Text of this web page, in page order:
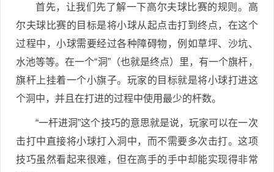
首先，让我们先了解一下高尔夫球比赛的规则。高
尔夫球比赛的目标是将小球从起点击打到终点，在这个
过程中，小球需要经过各种障碍物，例如草坪、沙坑、
水池等等。在一个“洞”（也就是终点）里，有一个旗杆，
旗杆上挂着一个小旗子。玩家的目标就是将小球打进这
个洞中，并且在打进的过程中使用最少的杆数。
“一杆进洞”这个技巧的意思就是说，玩家可以在一次
击打中直接将小球打入洞中，而不需要多次击打。这项
技巧虽然看起来很难，但在高手的手中却能实现得非常